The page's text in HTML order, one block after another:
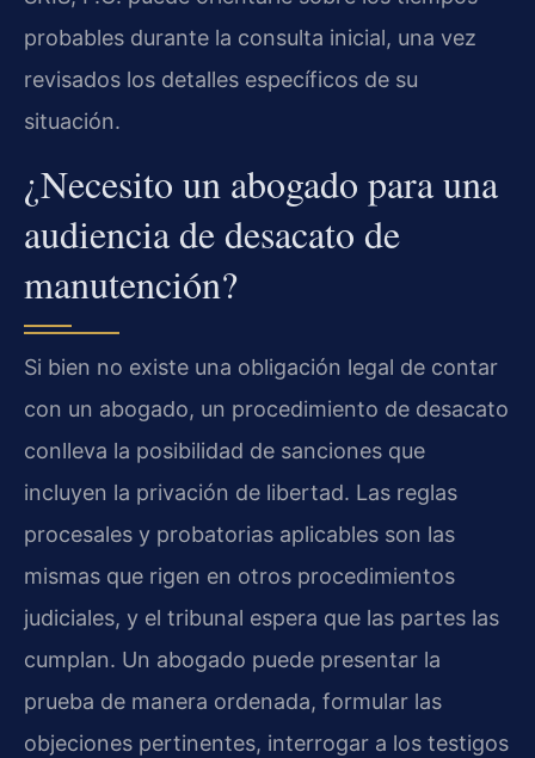
probables durante la consulta inicial, una vez
revisados los detalles específicos de su
situación.
¿Necesito un abogado para una
audiencia de desacato de
manutención?
Si bien no existe una obligación legal de contar
con un abogado, un procedimiento de desacato
conlleva la posibilidad de sanciones que
incluyen la privación de libertad. Las reglas
procesales y probatorias aplicables son las
mismas que rigen en otros procedimientos
judiciales, y el tribunal espera que las partes las
cumplan. Un abogado puede presentar la
prueba de manera ordenada, formular las
objeciones pertinentes, interrogar a los testigos